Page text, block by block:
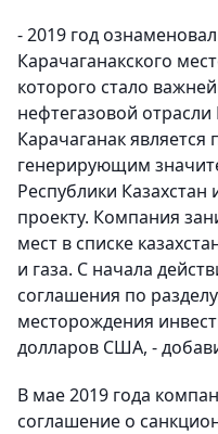
- 2019 год
Карачаганакского
которого стало
нефтегазовой отрасли
Карачаганак
генерирующим
Республики
проекту. Компания
мест в списке
и газа. С начала
соглашения по
месторождения
долларов США, -
В мае 2019 года
соглашение о